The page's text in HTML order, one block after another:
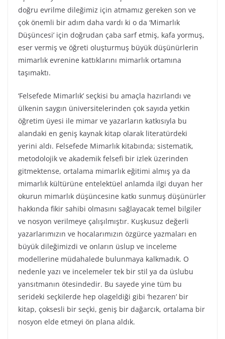
doğru evrilme dileğimiz için atmamız gereken son ve
çok önemli bir adım daha vardı ki o da ‘Mimarlık
Düşüncesi’ için doğrudan çaba sarf etmiş, kafa yormuş,
eser vermiş ve öğreti oluşturmuş büyük düşünürlerin
mimarlık evrenine kattıklarını mimarlık ortamına
taşımaktı.
‘Felsefede Mimarlık’ seçkisi bu amaçla hazırlandı ve
ülkenin saygın üniversitelerinden çok sayıda yetkin
öğretim üyesi ile mimar ve yazarların katkısıyla bu
alandaki en geniş kaynak kitap olarak literatürdeki
yerini aldı. Felsefede Mimarlık kitabında; sistematik,
metodolojik ve akademik felsefi bir izlek üzerinden
gitmektense, ortalama mimarlık eğitimi almış ya da
mimarlık kültürüne entelektüel anlamda ilgi duyan her
okurun mimarlık düşüncesine katkı sunmuş düşünürler
hakkında fikir sahibi olmasını sağlayacak temel bilgiler
ve nosyon verilmeye çalışılmıştır. Kuşkusuz değerli
yazarlarımızın ve hocalarımızın özgürce yazmaları en
büyük dileğimizdi ve onların üslup ve inceleme
modellerine müdahalede bulunmaya kalkmadık. O
nedenle yazı ve incelemeler tek bir stil ya da üslubu
yansıtmanın ötesindedir. Bu sayede yine tüm bu
serideki seçkilerde hep olageldiği gibi ‘hezaren’ bir
kitap, çoksesli bir seçki, geniş bir dağarcık, ortalama bir
nosyon elde etmeyi ön plana aldık.